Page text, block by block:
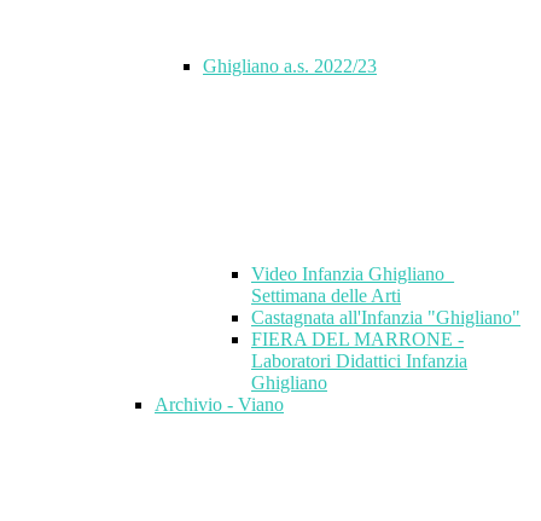
Ghigliano a.s. 2022/23
Video Infanzia Ghigliano_
Settimana delle Arti
Castagnata all'Infanzia "Ghigliano"
FIERA DEL MARRONE -
Laboratori Didattici Infanzia
Ghigliano
Archivio - Viano